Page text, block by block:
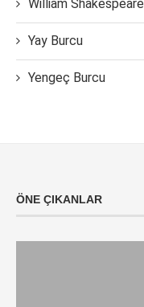
William Shakespeare
Yay Burcu
Yengeç Burcu
ÖNE ÇIKANLAR